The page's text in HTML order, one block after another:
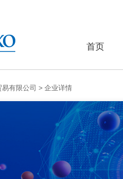
首页
有限公司 > 企业详情